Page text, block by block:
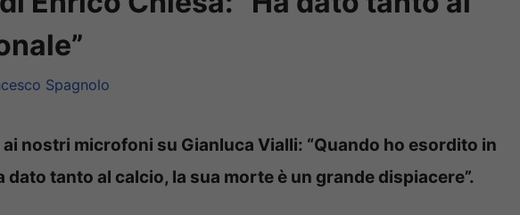
Spagnolo
nostri microfoni su Gianluca Vialli: “Quando ho esordito in
dato tanto al calcio, la sua morte è un grande dispiacere”.